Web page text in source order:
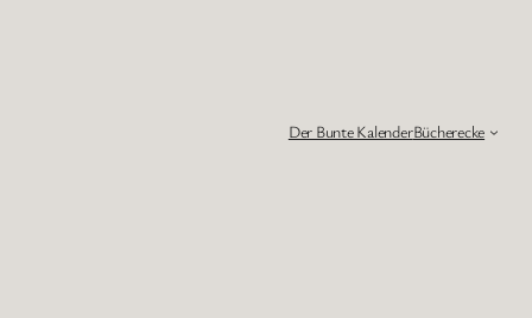
Der Bunte KalenderBücherecke